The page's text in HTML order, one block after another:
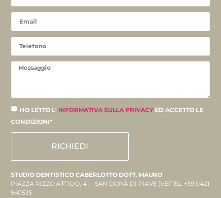
HO LETTO L' INFORMATIVA SULLA PRIVACY ED ACCETTO LE
CONDIZIONI*
RICHIEDI
STUDIO DENTISTICO CABERLOTTO DOTT. MAURO
PIAZZA RIZZO ATTILIO, 41 – SAN DONÀ DI PIAVE (VE)TEL: +39 0421
560535